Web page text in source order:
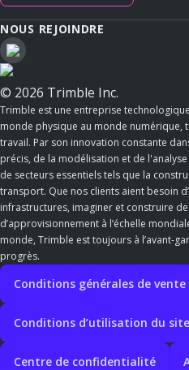
NOUS REJOINDRE
© 2026 Trimble Inc.
Trimble est une entreprise
monde physique au monde numérique,
travail. Par son innovation constante
précis, de la modélisation et de
de secteurs essentiels tels que la
transport. Que nos clients aient besoin
infrastructures, imaginer et construire
d’approvisionnement à l’échelle
monde, Trimble est toujours à l’avant-
progrès.
Conditions générales de vente
Conditions d’utilisation du site
Centre de confidentialité